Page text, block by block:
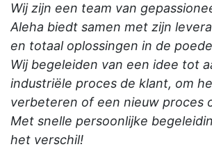
Wij zijn een team van
Aleha biedt samen met zijn
en totaal oplossingen in de
Wij begeleiden van een idee tot
industriële proces de klant, om
verbeteren of een nieuw proces
Met snelle persoonlijke
het verschil!